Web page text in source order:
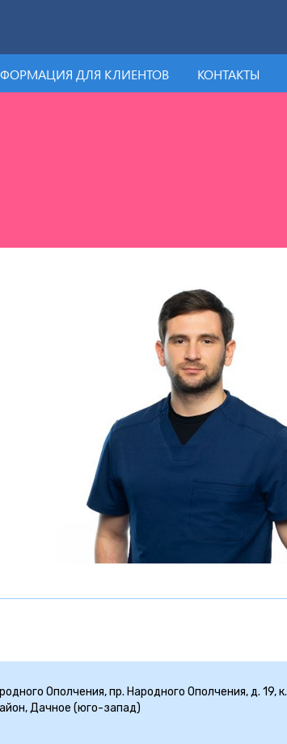
ДЛЯ КЛИЕНТОВ КОНТАКТЫ
Ополчения, пр. Народного Ополчения, д. 19, к.
Дачное (юго-запад)